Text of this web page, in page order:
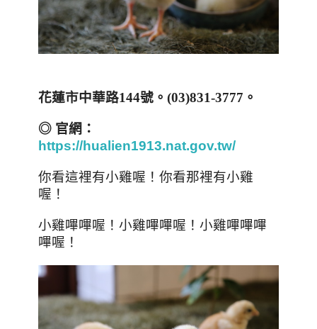
花蓮市中華路144號。 (03)831-3777 。
◎ 官網：
https://hualien1913.nat.gov.tw/
你看這裡有小雞喔！你看那裡有小雞
喔！
小雞嗶嗶喔！小雞嗶嗶喔！小雞嗶嗶嗶
嗶喔！